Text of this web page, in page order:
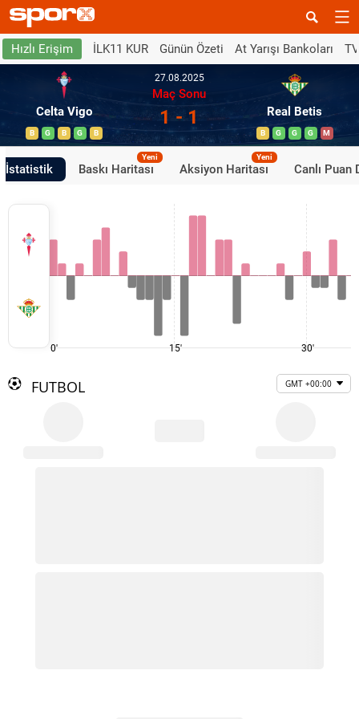
Hızlı Erişim İLK11 KUR Günün Özeti At Yarışı Bankoları
Celta Vigo
B G B G B
27.08.2025
Maç Sonu
1 - 1 Real Betis
B G G G M
İstatistik Baskı Haritası
Yeni
Aksiyon Haritası
Yeni
Canlı Puan
0' 15' 30'
FUTBOL GMT +00:00